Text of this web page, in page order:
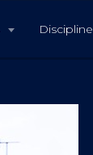
Discipline